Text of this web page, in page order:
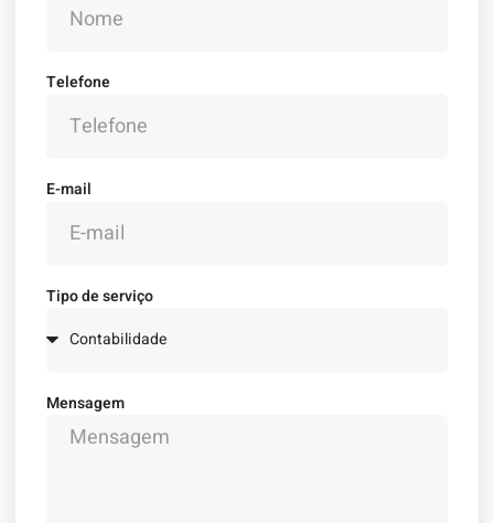
Telefone
E-mail
Tipo de serviço
Mensagem